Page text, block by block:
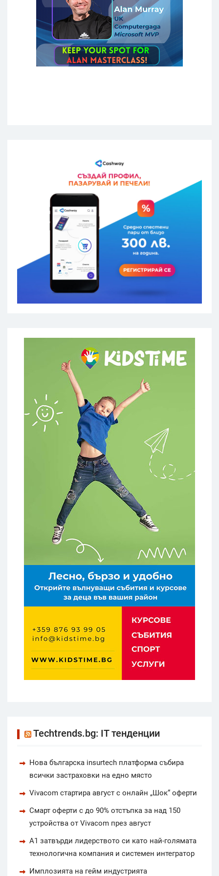
Techtrends.bg: IT тенденции
Нова българска insurtech платформа събира
всички застраховки на едно място
Vivacom стартира август с онлайн „Шок“ оферти
Смарт оферти с до 90% отстъпка за над 150
устройства от Vivacom през август
А1 затвърди лидерството си като най-голямата
технологична компания и системен интегратор
Имплозията на гейм индустрията